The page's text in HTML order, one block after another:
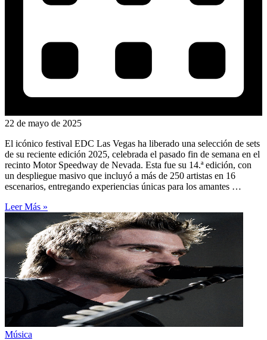
22 de mayo de 2025
El icónico festival EDC Las Vegas ha liberado una selección de sets
de su reciente edición 2025, celebrada el pasado fin de semana en el
recinto Motor Speedway de Nevada. Esta fue su 14.ª edición, con
un despliegue masivo que incluyó a más de 250 artistas en 16
escenarios, entregando experiencias únicas para los amantes …
Leer Más »
Música